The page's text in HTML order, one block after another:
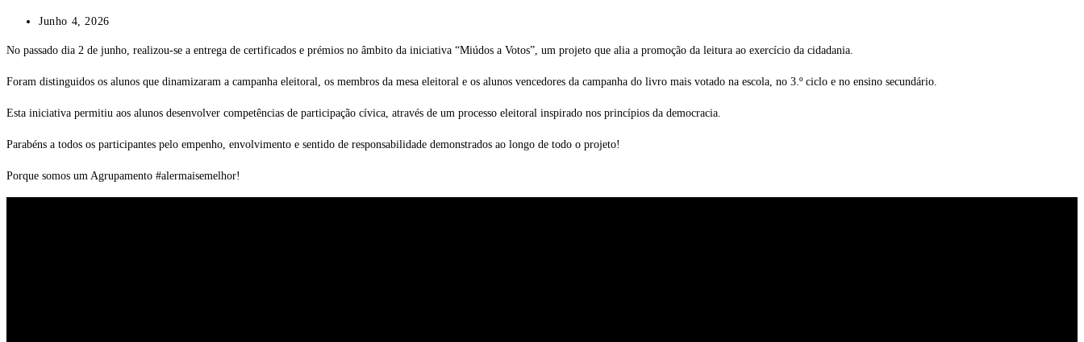
Junho 4, 2026
No passado dia 2 de junho, realizou-se a entrega de certificados e prémios no âmbito da iniciativa “Miúdos a Votos”, um projeto que alia a promoção da leitura ao exercício da cidadania.
Foram distinguidos os alunos que dinamizaram a campanha eleitoral, os membros da mesa eleitoral e os alunos vencedores da campanha do livro mais votado na escola, no 3.º ciclo e no ensino secundário.
Esta iniciativa permitiu aos alunos desenvolver competências de participação cívica, através de um processo eleitoral inspirado nos princípios da democracia.
Parabéns a todos os participantes pelo empenho, envolvimento e sentido de responsabilidade demonstrados ao longo de todo o projeto!
Porque somos um Agrupamento #alermaisemelhor!